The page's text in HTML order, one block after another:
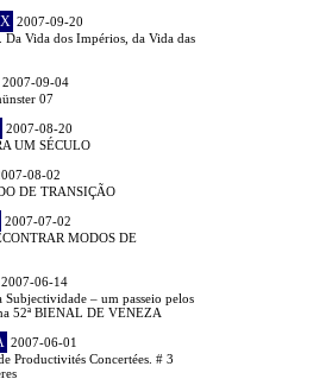
2007-09-20
Vida dos Impérios, da Vida das
2007-09-04
07
2007-08-20
UM SÉCULO
08-02
DE TRANSIÇÃO
2007-07-02
MODOS DE
2007-06-14
Subjectividade – um passeio pelos
52ª BIENAL DE VENEZA
2007-06-01
Productivités Concertées. # 3